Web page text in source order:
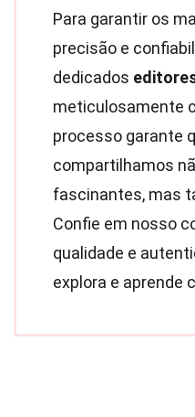
Para garantir os
precisão e
dedicados
meticulosamente
processo garante
compartilhamos
fascinantes, mas
Confie em nosso
qualidade e
explora e aprende